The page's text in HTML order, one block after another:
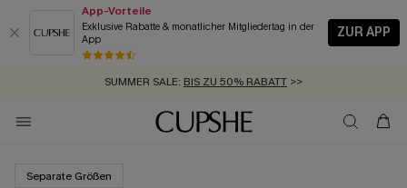
App-Vorteile
Exklusive Rabatte & monatlicher Mitgliedertag in der
App
ZUR APP
GRATIS MASSBAND MIT JEDEM SCHNELLVERSAND-ARTIKEL >>
SUMMER SALE: BIS ZU 50% RABATT >>
ZUM NEWSLETTER:BIS ZU -20% EXTRA ERHALTEN
KOSTENLOSER VERSAND AB 89 €
Separate Größen